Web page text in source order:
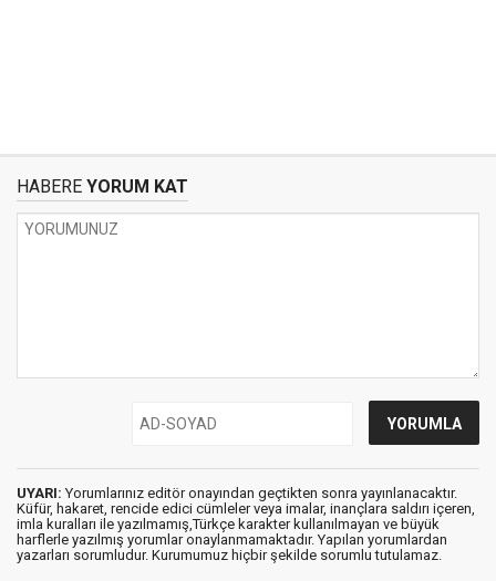
HABERE YORUM KAT
UYARI: Yorumlarınız editör onayından geçtikten sonra yayınlanacaktır.
Küfür, hakaret, rencide edici cümleler veya imalar, inançlara saldırı içeren,
imla kuralları ile yazılmamış,Türkçe karakter kullanılmayan ve büyük
harflerle yazılmış yorumlar onaylanmamaktadır. Yapılan yorumlardan
yazarları sorumludur. Kurumumuz hiçbir şekilde sorumlu tutulamaz.